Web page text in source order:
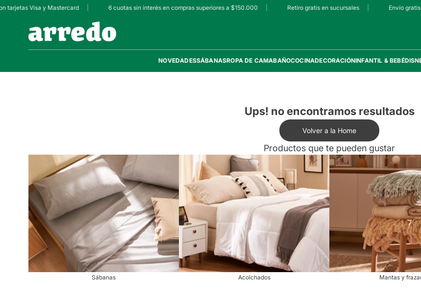
Visa y Mastercard 6 cuotas sin interés en compras superiores a $150.000 Retiro gratis en sucursales Envío gratis
NOVEDADESSÁBANASROPA DE CAMABAÑOCOCINADECORACIÓNINFANTIL & BEBÉ
Ups! no encontramos resultados
Volver a la Home
Productos que te pueden gustar
Sábanas Acolchados Mantas y